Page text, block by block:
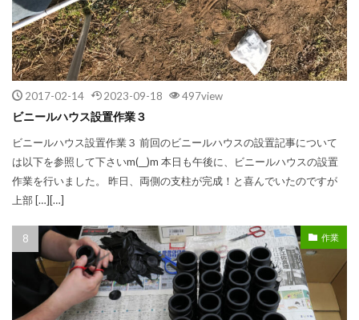
2017-02-14 2023-09-18 497view
ビニールハウス設置作業３
ビニールハウス設置作業３ 前回のビニールハウスの設置記事について
は以下を参照して下さいm(__)m 本日も午後に、ビニールハウスの設置
作業を行いました。 昨日、両側の支柱が完成！と喜んでいたのですが
上部 […][…]
作業